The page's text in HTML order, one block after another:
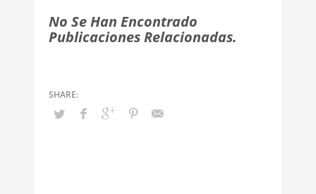
No Se Han Encontrado
Publicaciones Relacionadas.